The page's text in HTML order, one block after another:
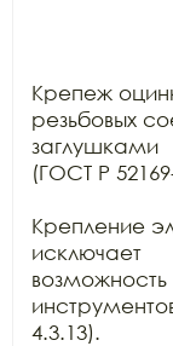
Крепеж
резьбовых
заглушками
(ГОСТ Р
Крепление
исключает
4.3.13).